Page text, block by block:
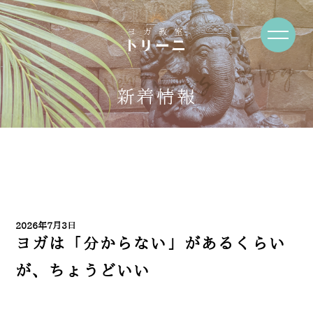
新着情報
News・Blog
2026年7月3日
ヨガは「分からない」があるくらい
が、ちょうどいい